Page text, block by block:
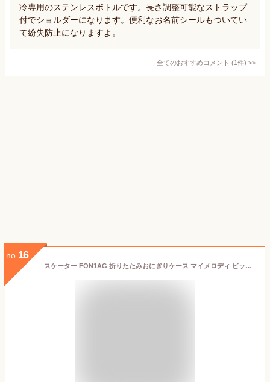
冷専用のステンレスボトルです。長さ調整可能なストラップ
付でショルダーになります。便利なお名前シールもついてい
て紛失防止になりますよ。
全てのおすすめコメント (1件) >
no. 16
スケーター FON1AG 折りたたみおにぎりケース マイメロディ ビックリボン 【おにぎり入れ おしゃれ キャラクター 女性 レディース 折り畳み コンパクト お弁当 ランチ】